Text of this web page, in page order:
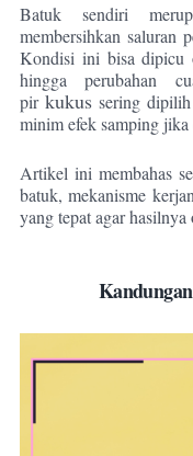
Batuk sendiri
membersihkan saluran
Kondisi ini bisa dipicu
hingga perubahan
pirkukus sering
minim efek samping
Artikel ini membahas
batuk, mekanisme
yang tepat agar hasilnya